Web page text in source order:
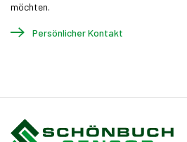
möchten.
Persönlicher Kontakt